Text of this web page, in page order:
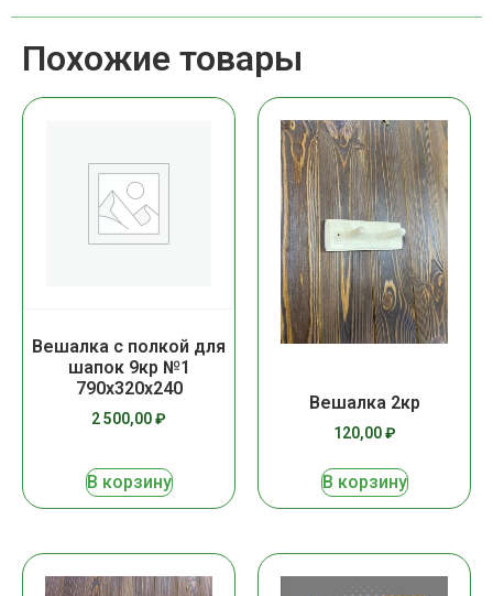
Похожие товары
Вешалка с полкой для
шапок 9кр №1
790х320х240
2 500,00₽
В корзину
Вешалка 2кр
120,00₽
В корзину